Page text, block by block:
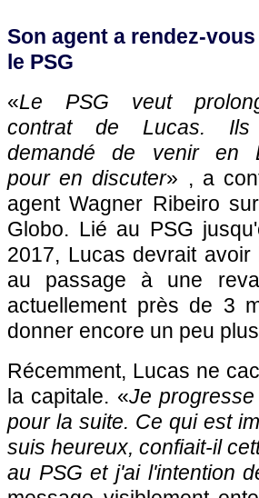
Son agent a rendez-
le PSG
«Le PSG veut
contrat de Lucas. Ils
demandé de venir en
pour en discuter» , a
agent Wagner Ribeiro
Globo. Lié au PSG
2017, Lucas devrait avoir
au passage à une
actuellement près de 3
donner encore un peu
Récemment, Lucas ne
la capitale. «Je
pour la suite. Ce qui est
suis heureux, confiait-il
au PSG et j'ai l'intention